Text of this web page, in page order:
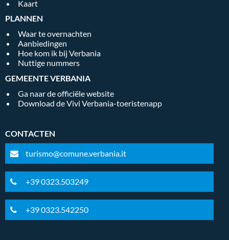
Kaart
PLANNEN
Waar te overnachten
Aanbiedingen
Hoe kom ik bij Verbania
Nuttige nummers
GEMEENTE VERBANIA
Ga naar de officiële website
Download de Vivi Verbania-toeristenapp
CONTACTEN
turismo@comune.verbania.it
+39 0323.503249
+39 0323.542250